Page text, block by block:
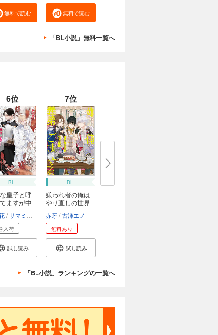
無料で読む 無料で読む
「BL小説」無料一覧へ
6位
BL
皇子と呼
ますが中
サマミヤアカザ
入荷
試し読み
7位
BL
嫌われ者の俺は
やり直しの世界
赤牙 古澤エノ
無料あり
試し読み
「BL小説」ランキングの一覧へ